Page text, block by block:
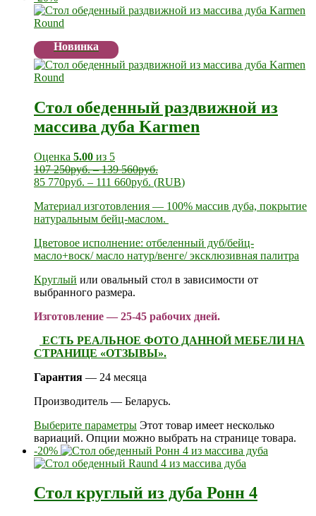
Новинка
Стол обеденный раздвижной из
массива дуба Karmen
Оценка 5.00 из 5
107 250руб.–139 560руб.
85 770руб. – 111 660руб. (RUB)
Материал изготовления — 100% массив дуба, покрытие
натуральным бейц-маслом.
Цветовое исполнение: отбеленный дуб/бейц-
масло+воск/ масло натур/венге/ эксклюзивная палитра
Круглый или овальный стол в зависимости от
выбранного размера.
Изготовление — 25-45 рабочих дней.
ЕСТЬ РЕАЛЬНОЕ ФОТО ДАННОЙ МЕБЕЛИ НА
СТРАНИЦЕ «ОТЗЫВЫ».
Гарантия — 24 месяца
Производитель — Беларусь.
Выберите параметры Этот товар имеет несколько
вариаций. Опции можно выбрать на странице товара.
-20%
Стол круглый из дуба Ронн 4